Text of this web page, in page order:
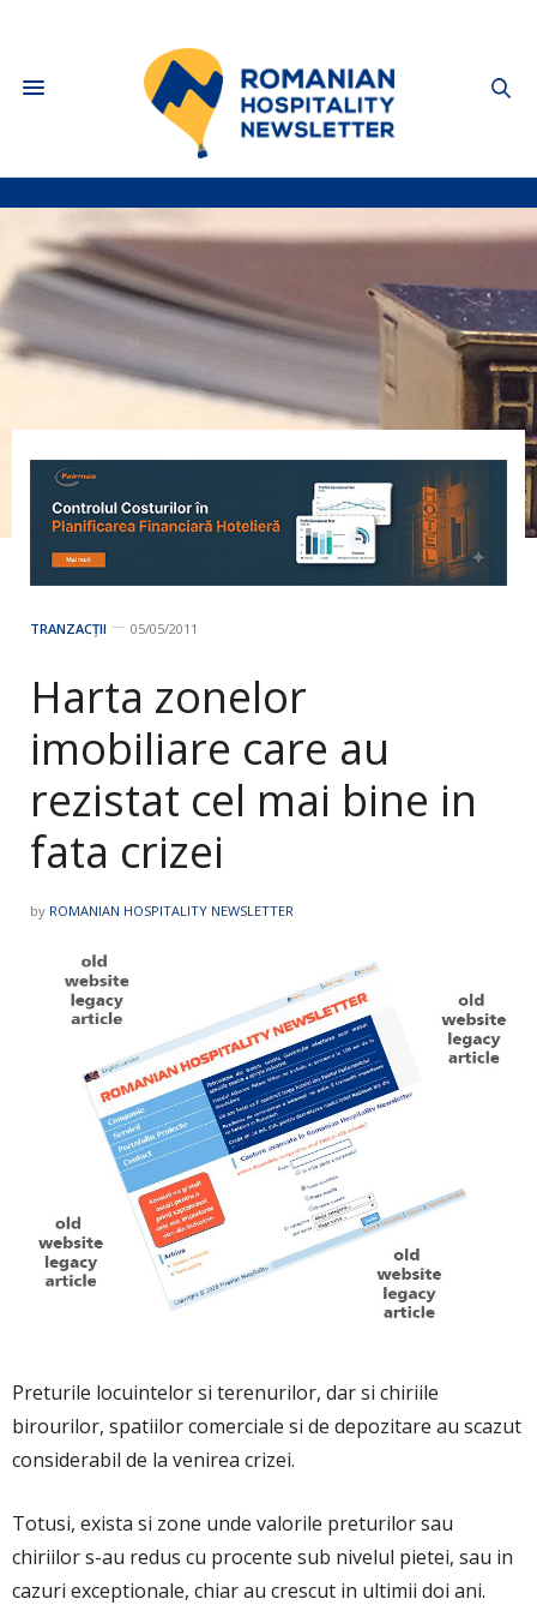
TRANZACȚII 05/05/2011
Harta zonelor
imobiliare care au
rezistat cel mai bine in
fata crizei
by ROMANIAN HOSPITALITY NEWSLETTER
Preturile locuintelor si terenurilor, dar si chiriile
birourilor, spatiilor comerciale si de depozitare au scazut
considerabil de la venirea crizei.
Totusi, exista si zone unde valorile preturilor sau
chiriilor s-au redus cu procente sub nivelul pietei, sau in
cazuri exceptionale, chiar au crescut in ultimii doi ani.